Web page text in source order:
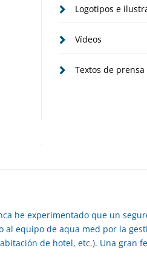
Logotipos e
Vídeos
Textos de prensa
he experimentado que un
equipo de aqua med por la
de hotel, etc.). Una gran